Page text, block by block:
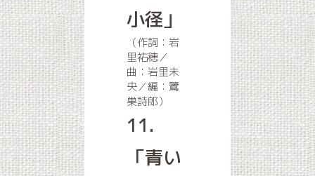
小径」
（作詞：岩
里祐穂／
曲：岩里未
央／編：鷺
巣詩郎）
11.
「青い